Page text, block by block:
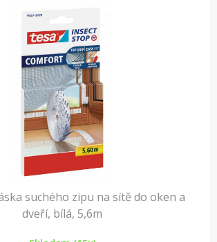
suchého zipu na sítě do oken a
dveří, bílá, 5,6m